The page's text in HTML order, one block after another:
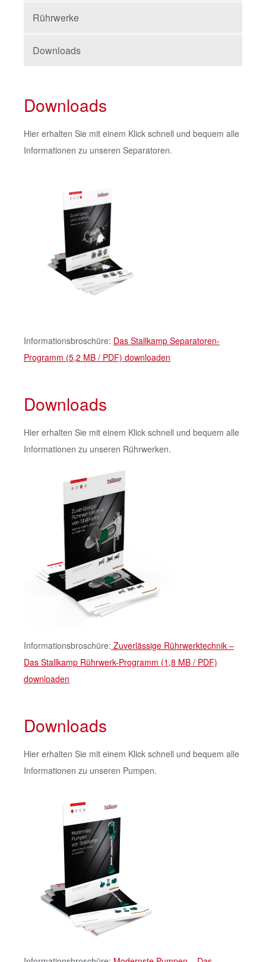
Rührwerke
Downloads
Downloads
Hier erhalten Sie mit einem Klick schnell und bequem alle
Informationen zu unseren Separatoren.
Informationsbroschüre: Das Stallkamp Separatoren-
Programm (5,2 MB / PDF) downloaden
Downloads
Hier erhalten Sie mit einem Klick schnell und bequem alle
Informationen zu unseren Rührwerken.
Informationsbroschüre: Zuverlässige Rührwerktechnik –
Das Stallkamp Rührwerk-Programm (1,8 MB / PDF)
downloaden
Downloads
Hier erhalten Sie mit einem Klick schnell und bequem alle
Informationen zu unseren Pumpen.